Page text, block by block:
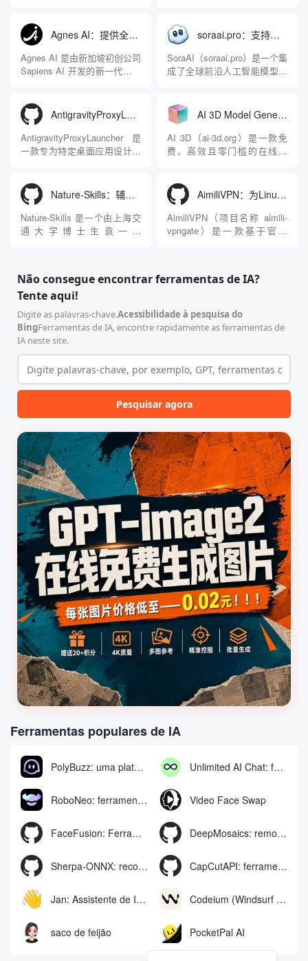
LuaJIT 构建，并在 2019 年作
为顶级开源项目捐赠给
Apache 软件基金会。APISIX
彻底摒...
程助手的账号与运行环境而设
计。它目前支持包括
Antigravity IDE、Codex、
GitHub Copilo...
Agnes AI：提供全模态模型免费API、支持图文视频生成与复杂工程执行的智能体平台
Agnes AI 是由新加坡初创公司
Sapiens AI 开发的新一代多模
限制，提供集文本、图像、视
频生成于一体的“全模态”大模
型能力。平台的核心产品矩阵
包括主打自动化工作流的
soraai.pro：支持多模型文字转视频和图像生成的在线创作工具
SoraAI（soraai.pro）是一个集
成了全球前沿人工智能模型的
者、营销人员及广大用户提供
一站式、开箱即用的视觉内容
生成解决方案。网站的核心优
势在于其强大的多模型聚合能
AntigravityProxyLauncher：免TUN全局代理使用Antigravity IDE
AntigravityProxyLauncher 是
一款专为特定桌面应用设计的
Windows 平台。当用户使用桌
面版 Gemini 客户端或
Antigravity IDE ...
AI 3D Model Generator：通过文本和图像快速生成3D模型的在线工具
AI 3D（ai-3d.org）是一款免
费、高效且零门槛的在线AI
动Seed 3D两大行业领先的AI
模型架构，致力于帮助用户无
需掌握复杂的3D拓扑知识或昂
贵的专业软件，即可在...
Nature-Skills：辅助撰写学术论文和绘制科研图表的智能体插件
Nature-Skills 是一个由上海交
通大学博士生袁一哲
Nature、Science、Cell 等）
的论文撰写与发表流程设计。
该工具集以智能体插...
AimiliVPN：为Linux提供纯净出站家庭IP的VPN代理网关
AimiliVPN（项目名称 aimili-
vpngate）是一款基于官方
（如 VPS）设计。它完全采用
无需安装...
Não consegue encontrar ferramentas de IA?
Tente aqui!
Digite as palavras-chave.Acessibilidade à pesquisa do
BingFerramentas de IA, encontre rapidamente as ferramentas de
IA neste site.
Pesquisar agora
Ferramentas populares de IA
PolyBuzz: uma plataforma gratuita de bate-papo e interpretação de papéis para interagir com personagens de IA Unlimited AI Chat: ferramenta gratuita e ilimitada de bate-papo com IA
RoboNeo: ferramenta de IA para gerar e editar vídeos e imagens via chat Video Face Swap
FaceFusion: Ferramenta de aprimoramento de troca de rosto em vídeo | Movimentos de boca em vídeo com sincronização de voz DeepMosaics: remoção automática de mosaicos ou adição de mosaicos a imagens e vídeos
Sherpa-ONNX: reconhecimento e síntese de fala off-line com o ONNXRuntime CapCutAPI: ferramenta de código aberto para controle automatizado de clipes de vídeo CapCut
Jan: Assistente de IA off-line de código aberto, substituto do ChatGPT, executa modelos de IA locais ou se conecta à IA na nuvem Codeium (Windsurf Editor): ferramenta gratuita de bate-papo e preenchimento de código de IA, o Windsurf escreve o código completo do projeto de forma conversacional
saco de feijão PocketPal AI